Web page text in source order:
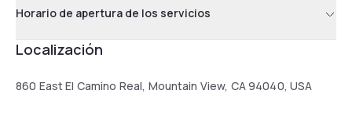
Horario de apertura de los servicios
Localización
860 East El Camino Real, Mountain View, CA 94040, USA